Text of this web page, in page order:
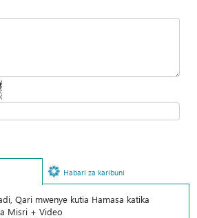
Habari za karibuni
Qari mwenye kutia Hamasa katika
Misri + Video